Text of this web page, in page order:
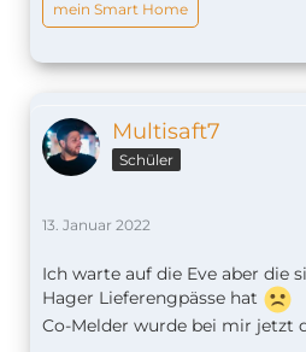
mein Smart Home
Multisaft7
Schüler
13. Januar 2022
Ich warte auf die Eve aber die
Hager Lieferengpässe hat
Co-Melder wurde bei mir jetzt